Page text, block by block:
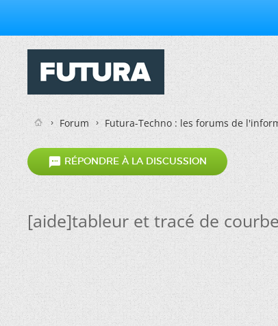
Forum Futura-Techno : les forums de
 RÉPONDRE À LA DISCUSSION
[aide]tableur et tracé de